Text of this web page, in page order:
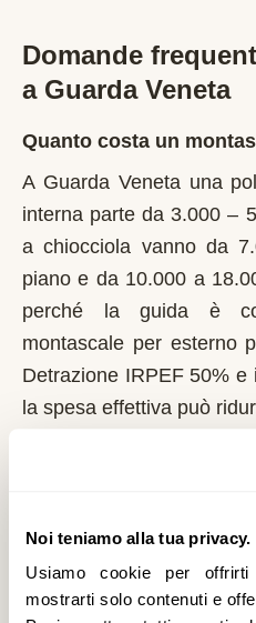
Noi teniamo alla tua privacy.
Usiamo cookie per offrirti
mostrarti solo contenuti e
Domande
a Guarda Veneta
Quanto costa un
A Guarda Veneta una
interna parte da 3.000 –
a chiocciola vanno da
piano e da 10.000 a
perché la guida è
montascale per esterno
Detrazione IRPEF 50%
la spesa effettiva può
Chi può richiedere il
In Veneto il riferimento
con L.R. 16/2007.
marzo di ogni anno. Il